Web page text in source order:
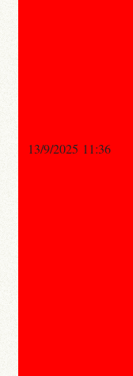
13/9/2025 11:36